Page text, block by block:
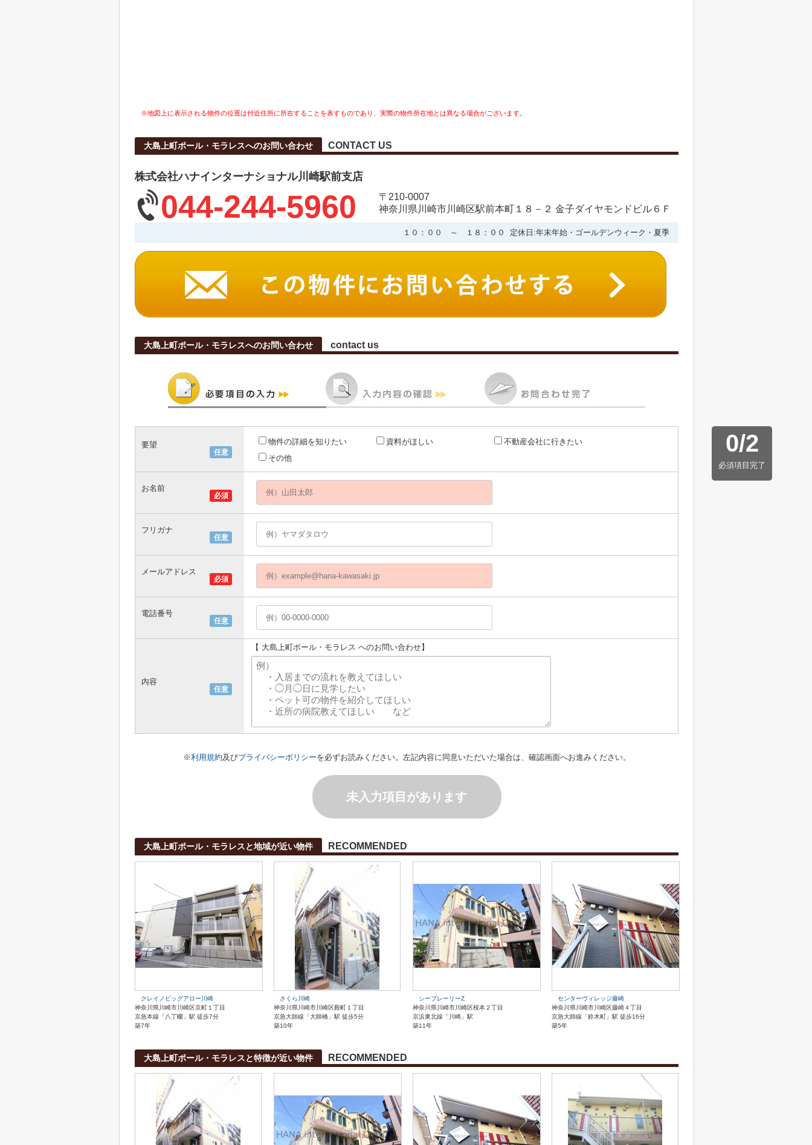
※地図上に表示される物件の位置は付近住所に所在することを表すものであり、実際の物件所在地とは異なる場合がございます。
大島上町ポール・モラレスへのお問い合わせ CONTACT US
株式会社ハナインターナショナル川崎駅前支店
044-244-5960
〒210-0007
神奈川県川崎市川崎区駅前本町１８－２ 金子ダイヤモンドビル６Ｆ
１０：００ ～ １８：００ 定休日:年末年始・ゴールデンウィーク・夏季
大島上町ポール・モラレスへのお問い合わせ contact us
0/2
必須項目完了
任意
要望 物件の詳細を知りたい 資料がほしい
不動産会社に行きたい
その他
必須
お名前
任意
フリガナ
必須
メールアドレス
任意
電話番号
任意
内容
【 大島上町ポール・モラレス へのお問い合わせ】
※利用規約及びプライバシーポリシーを必ずお読みください。左記内容に同意いただいた場合は、確認画面へお進みください。
未入力項目があります
大島上町ポール・モラレスと地域が近い物件 RECOMMENDED
クレイノビッグアロー川崎
神奈川県川崎市川崎区京町１丁目
京急本線「八丁畷」駅 徒歩7分
築7年
さくら川崎
神奈川県川崎市川崎区殿町１丁目
京急大師線「大師橋」駅 徒歩5分
築10年
シープレーリーZ
神奈川県川崎市川崎区桜本２丁目
京浜東北線「川崎」駅
築11年
センターヴィレッジ藤崎
神奈川県川崎市川崎区藤崎４丁目
京急大師線「鈴木町」駅 徒歩16分
築5年
大島上町ポール・モラレスと特徴が近い物件 RECOMMENDED